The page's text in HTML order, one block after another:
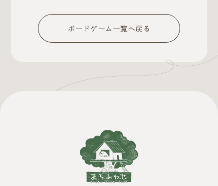
ボードゲーム一覧へ戻る